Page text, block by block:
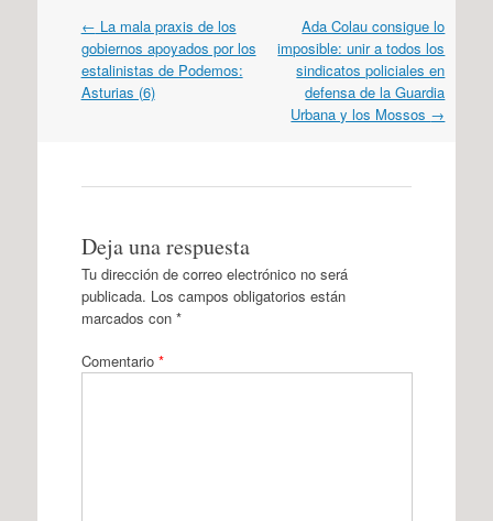
Navegación
por
artículos
← La mala praxis de los
gobiernos apoyados por los
estalinistas de Podemos:
Asturias (6)
Ada Colau consigue lo
imposible: unir a todos los
sindicatos policiales en
defensa de la Guardia
Urbana y los Mossos →
Deja una respuesta
Tu dirección de correo electrónico no será
publicada. Los campos obligatorios están
marcados con *
Comentario *